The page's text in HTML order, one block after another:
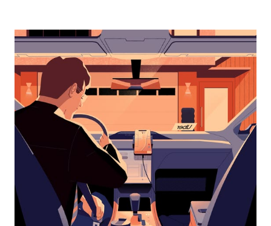
seçmek
aşağı
ok
tuşuna
basın.
Takvimi
kapatmak
için
escape
tuşuna
basın.